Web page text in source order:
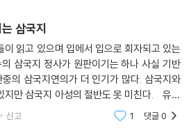
러 덩이로 떠도는 『삼국지』를 하나로 모아
을 제공한다. 전체 줄거리를 77가지의 일화
되는 명언이나 용어를 목차별로 배열하여
되며 명언이 쓰일 법한, 또는 쓰인 실제 역사
으로써 『삼국지』를 다른 버전으로 다시 한
다.
문서로, 『삼국지』를 한 번 읽은 독자라면
삼국지
이 읽고 있으며 입에서 입으로 회자되고 있는
삼국지 정사가 원판이기는 하나 사실 기반
의 삼국지연의가 더 인기가 많다. 삼국지와
만 삼국지 아성의 절반도 못 미친다. 유비
아래에서 의형제를 맺고 나라를 구하기 위해
신고 1 댓글0